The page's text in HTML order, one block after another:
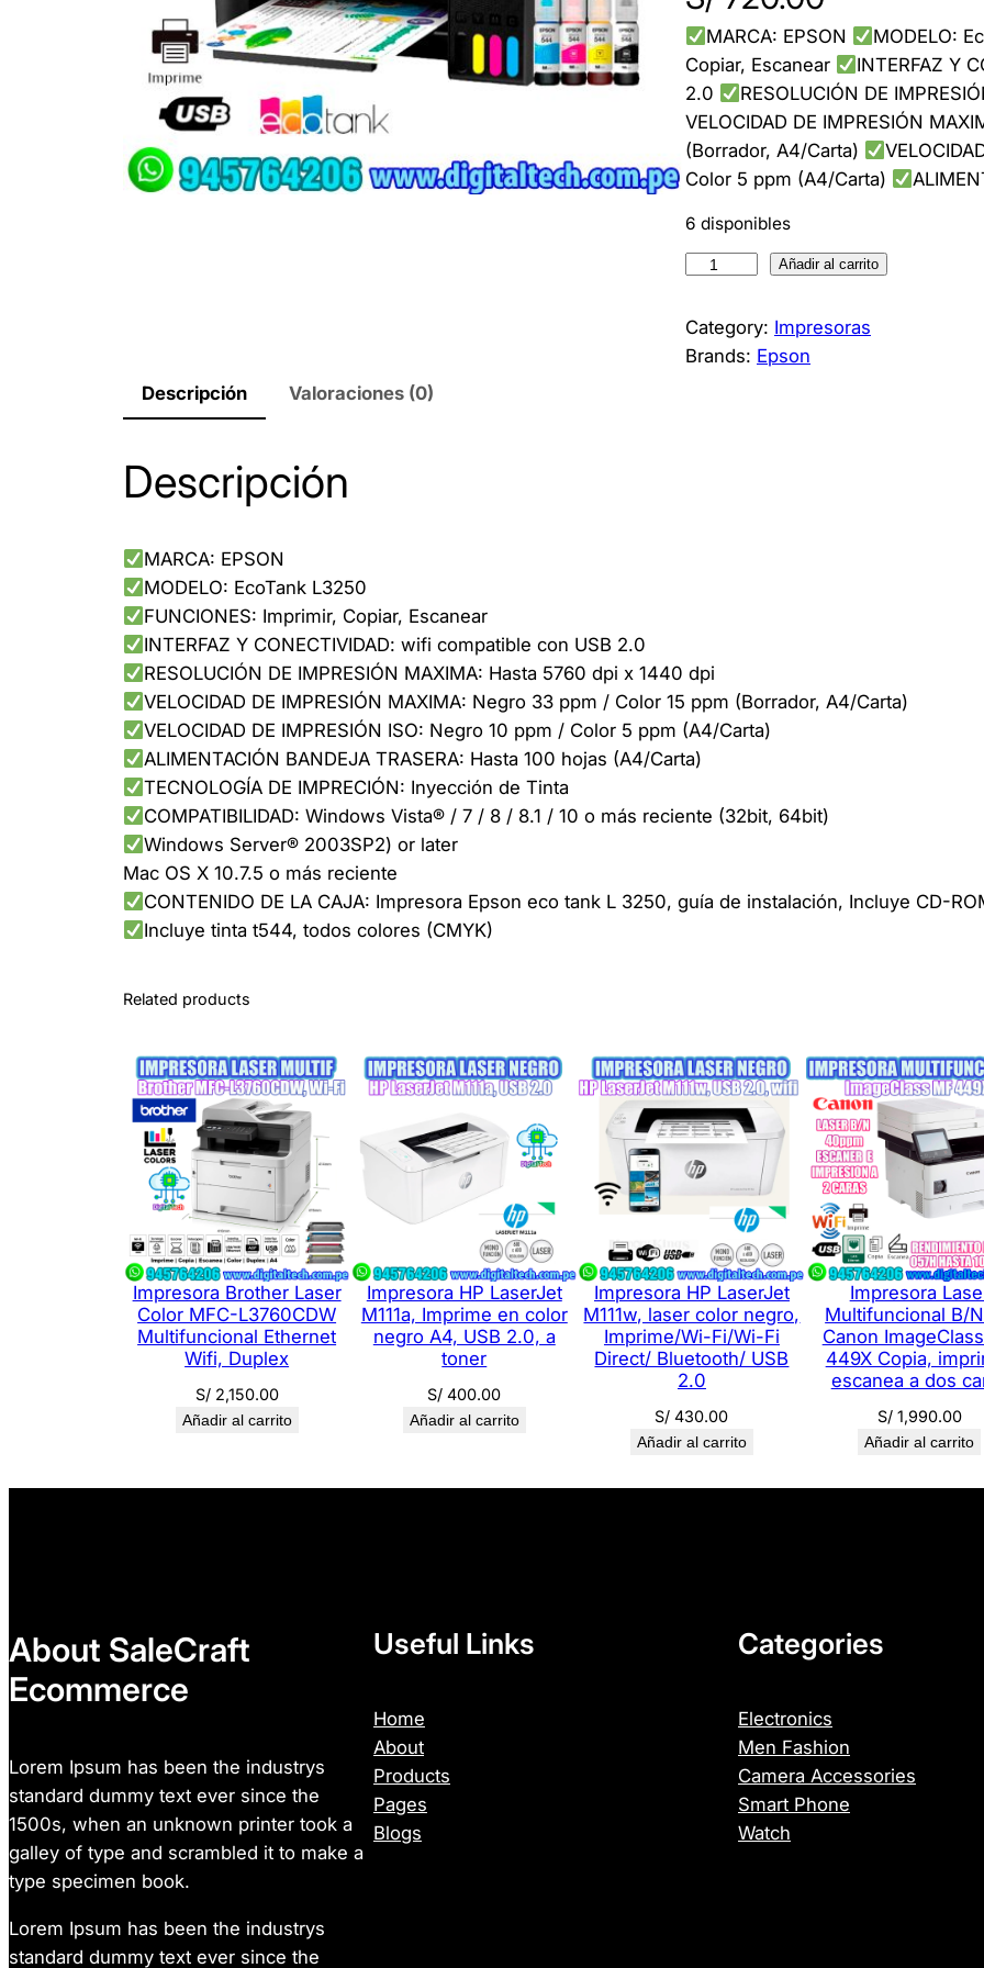
MARCA: EPSON
MODELO:
Copiar, Escanear
INTERFAZ Y
2.0
RESOLUCIÓN DE
VELOCIDAD DE IMPRESIÓN
(Borrador, A4/Carta)
Color 5 ppm (A4/Carta)
6 disponibles
p
r
f
u
n
c
o
l
E
c
o
T
a
L
3
2
5
0
,
I
p
Añadir al carrito
Category: Impresoras
Brands: Epson
Descripción
Valoraciones (0)
Descripción
MARCA: EPSON
MODELO: EcoTank L3250
FUNCIONES: Imprimir, Copiar, Escanear
INTERFAZ Y CONECTIVIDAD: wifi compatible con USB 2.0
RESOLUCIÓN DE IMPRESIÓN MAXIMA: Hasta 5760 dpi x 1440 dpi
VELOCIDAD DE IMPRESIÓN MAXIMA: Negro 33 ppm / Color 15 ppm (Borrador, A4/Carta)
VELOCIDAD DE IMPRESIÓN ISO: Negro 10 ppm / Color 5 ppm (A4/Carta)
ALIMENTACIÓN BANDEJA TRASERA: Hasta 100 hojas (A4/Carta)
TECNOLOGÍA DE IMPRECIÓN: Inyección de Tinta
COMPATIBILIDAD: Windows Vista® / 7 / 8 / 8.1 / 10 o más reciente (32bit, 64bit)
Windows Server® 2003SP2) or later
Mac OS X 10.7.5 o más reciente
CONTENIDO DE LA CAJA: Impresora Epson eco tank L 3250, guía de instalación, Incluye CD-
Incluye tinta t544, todos colores (CMYK)
Related products
Impresora Brother Laser
Color MFC-L3760CDW
Multifuncional Ethernet
Wifi, Duplex
S/2,150.00
Añadir al carrito
Impresora HP LaserJet
M111a, Imprime en color
negro A4, USB 2.0, a
toner
S/ 400.00
Añadir al carrito
Impresora HP LaserJet
M111w, laser color negro,
Imprime/Wi-Fi/Wi-Fi
Direct/ Bluetooth/ USB
2.0
S/ 430.00
Añadir al carrito
Impresora
Multifuncional B/
Canon
449X Copia,
escanea a dos
S/1,990.00
Añadir al carrito
About SaleCraft
Ecommerce
Lorem Ipsum has been the industrys
standard dummy text ever since the
1500s, when an unknown printer took a
galley of type and scrambled it to make a
type specimen book.
Lorem Ipsum has been the industrys
standard dummy text ever since the
Useful Links
Home
About
Products
Pages
Blogs
Categories
Electronics
Men Fashion
Camera Accessories
Smart Phone
Watch